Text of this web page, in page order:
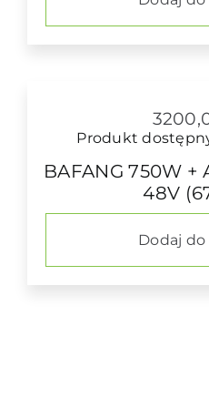
Produkt
BAFANG 750W
48V
Dodaj do